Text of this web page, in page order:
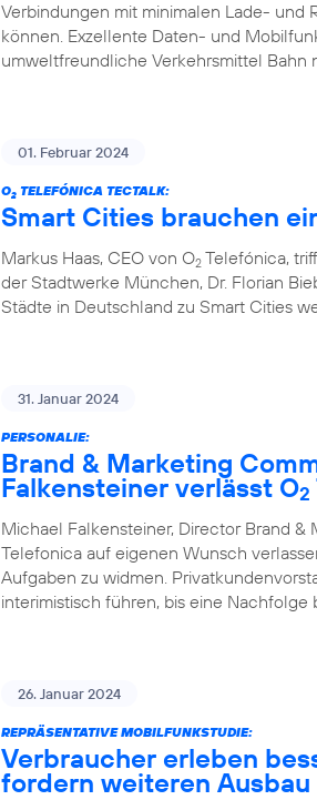
Verbindungen mit minimalen Lade- und
können. Exzellente Daten- und
umweltfreundliche Verkehrsmittel Bahn
01. Februar 2024
O2 TELEFÓNICA TECTALK:
Smart Cities brauchen
Markus Haas, CEO von O2 Telefónica,
der Stadtwerke München, Dr. Florian
Städte in Deutschland zu Smart Cities
31. Januar 2024
PERSONALIE:
Brand & Marketing
Falkensteiner verlässt O2
Michael Falkensteiner, Director Brand
Telefonica auf eigenen Wunsch
Aufgaben zu widmen.
interimistisch führen, bis eine Nachfolge
26. Januar 2024
REPRÄSENTATIVE MOBILFUNKSTUDIE:
Verbraucher erleben
fordern weiteren Ausbau